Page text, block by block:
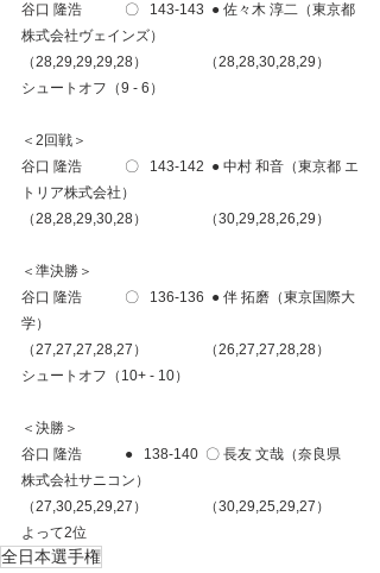
谷口 隆浩　　　〇   143-143  ● 佐々木 淳二（東京都
株式会社ヴェインズ）
（28,29,29,29,28）                （28,28,30,28,29）
シュートオフ（9 - 6）
＜2回戦＞
谷口 隆浩　　　〇   143-142  ● 中村 和音（東京都 エ
トリア株式会社）
（28,28,29,30,28）                （30,29,28,26,29）
＜準決勝＞
谷口 隆浩　　　〇   136-136  ● 伴 拓磨（東京国際大
学）
（27,27,27,28,27）                （26,27,27,28,28）
シュートオフ（10+ - 10）
＜決勝＞
谷口 隆浩　　　●   138-140  〇 長友 文哉（奈良県
株式会社サニコン）
（27,30,25,29,27）                （30,29,25,29,27）
よって2位
全日本選手権